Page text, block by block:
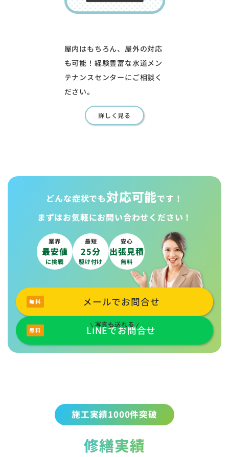
屋内はもちろん、屋外の対応
も可能！経験豊富な水道メン
テナンスセンターにご相談く
ださい。
詳しく見る
どんな症状でも対応可能です！
まずはお気軽にお問い合わせください！
業界
最安値
に挑戦
最短
25分
駆け付け
安心
出張見積
無料
メールでお問合せ
写真も送れる
LINEでお問合せ
施工実績1000件突破
修繕実績